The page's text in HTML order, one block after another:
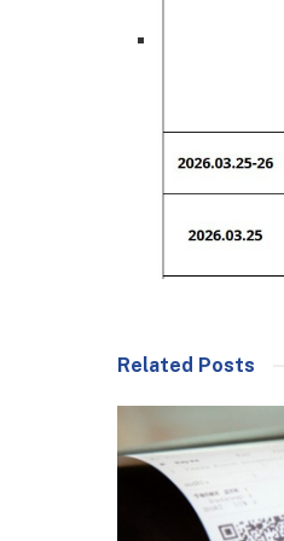
Related Posts